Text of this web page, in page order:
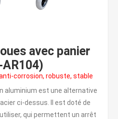
avec panier
AR104)
corrosion, robuste, stable
aluminium est une alternative
ci-dessus. Il est doté de
qui permettent un arrêt